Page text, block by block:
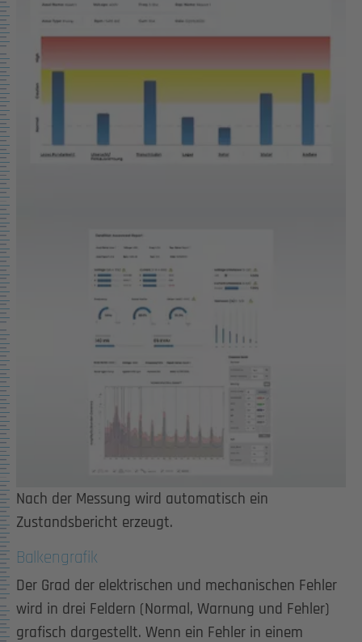
Nach der Messung wird automatisch ein
Zustandsbericht erzeugt.
Balkengrafik
Der Grad der elektrischen und mechanischen Fehler
wird in drei Feldern (Normal, Warnung und Fehler)
grafisch dargestellt. Wenn ein Fehler in einem